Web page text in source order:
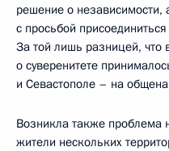
решение о независимости,
с просьбой
За той лишь разницей, что
о суверенитете
и Севастополе – на
Возникла также проблема
жители нескольких